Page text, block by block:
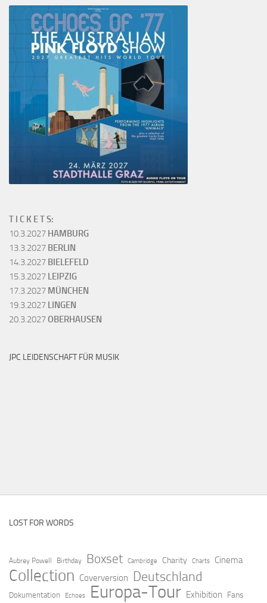
T I C K E T S:
10.3.2027 HAMBURG
13.3.2027 BERLIN
14.3.2027 BIELEFELD
15.3.2027 LEIPZIG
17.3.2027 MÜNCHEN
19.3.2027 LINGEN
20.3.2027OBERHAUSEN
JPC LEIDENSCHAFT FÜR MUSIK
LOST FOR WORDS
Aubrey Powell Birthday Boxset Cambridge Charity Charts Cinema
Collection Coverversion Deutschland
Dokumentation Echoes Europa-Tour Exhibition Fans